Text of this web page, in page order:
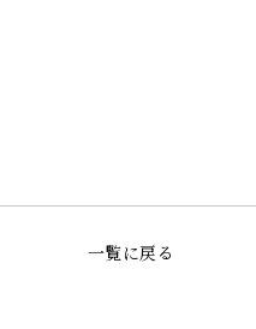
一覧に戻る